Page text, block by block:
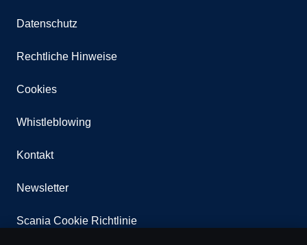
Datenschutz
Rechtliche Hinweise
Cookies
Whistleblowing
Kontakt
Newsletter
Scania Cookie Richtlinie